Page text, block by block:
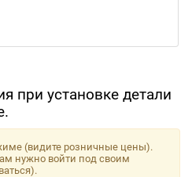
при установке детали
(видите розничные цены).
нужно войти под своим